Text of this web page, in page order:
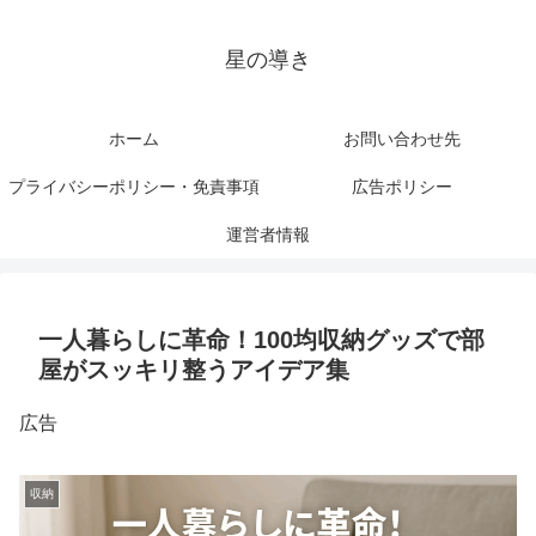
星の導き
ホーム お問い合わせ先
プライバシーポリシー・免責事項 広告ポリシー
運営者情報
一人暮らしに革命！100均収納グッズで部
屋がスッキリ整うアイデア集
広告
収納